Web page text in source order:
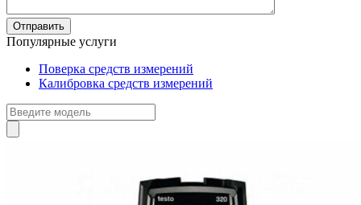
Популярные услуги
Поверка средств измерений
Калибровка средств измерений